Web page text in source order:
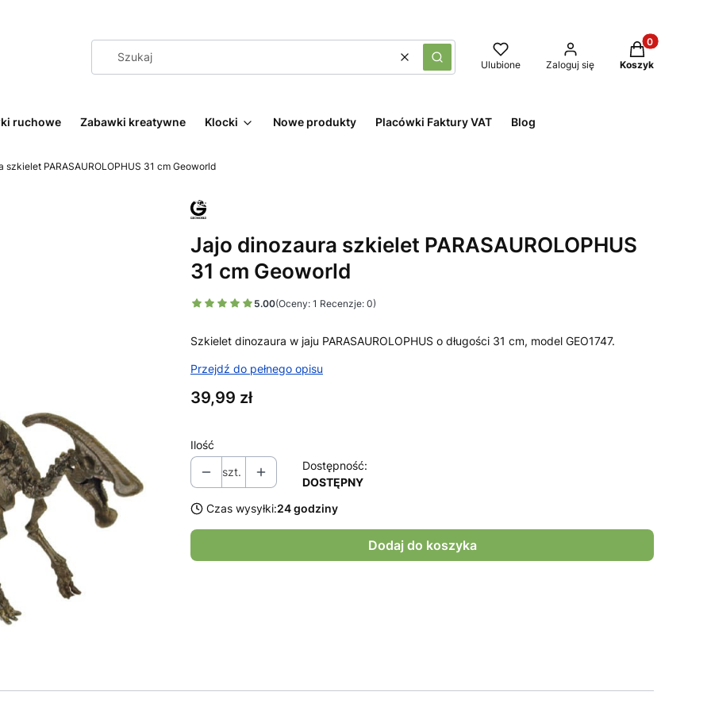
WyczyśćSzukaj Ulubione Zaloguj się
Produkty w
Koszyk
ruchowe Zabawki kreatywne Klocki Nowe produkty Placówki Faktury VAT Blog
szkielet PARASAUROLOPHUS 31 cm Geoworld
Jajo dinozaura szkielet PARASAUROLOPHUS
31 cm Geoworld
5.00(Oceny: 1 Recenzje: 0)
Szkielet dinozaura w jaju PARASAUROLOPHUS o długości 31 cm, model GEO1747.
Przejdź do pełnego opisu
Cena
39,99 zł
Ilość
szt.
Dostępność:
DOSTĘPNY
Czas wysyłki:24 godziny
Dodaj do koszyka